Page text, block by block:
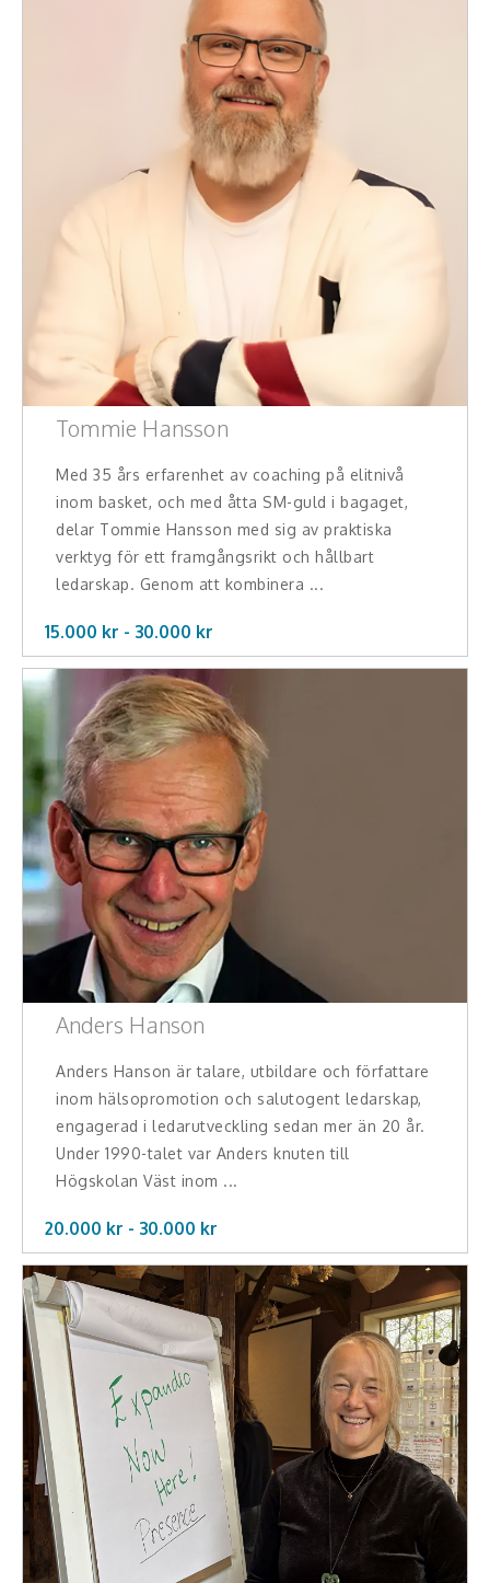
Tommie Hansson
Med 35 års erfarenhet av coaching på elitnivå
inom basket, och med åtta SM-guld i bagaget,
delar Tommie Hansson med sig av praktiska
verktyg för ett framgångsrikt och hållbart
ledarskap. Genom att kombinera ...
15.000 kr - 30.000 kr
Anders Hanson
Anders Hanson är talare, utbildare och författare
inom hälsopromotion och salutogent ledarskap,
engagerad i ledarutveckling sedan mer än 20 år.
Under 1990-talet var Anders knuten till
Högskolan Väst inom ...
20.000 kr - 30.000 kr